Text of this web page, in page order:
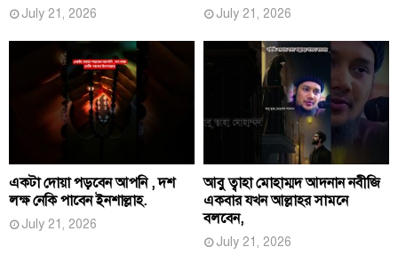
July 21, 2026 July 21, 2026
একটা দোয়া পড়বেন আপনি , দশ
লক্ষ নেকি পাবেন ইনশাল্লাহ.
July 21, 2026
আবু ত্বাহা মোহাম্মদ আদনান নবীজি
একবার যখন আল্লাহর সামনে
বলবেন,
July 21, 2026